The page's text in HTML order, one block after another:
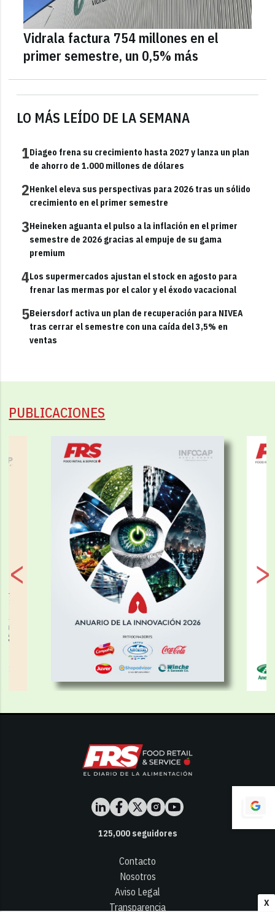
X
LO MÁS LEÍDO DE LA SEMANA
1Diageo frena su crecimiento hasta 2027 y lanza un plan
de ahorro de 1.000 millones de dólares
2Henkel eleva sus perspectivas para 2026 tras un sólido
crecimiento en el primer semestre
3Heineken aguanta el pulso a la inflación en el primer
semestre de 2026 gracias al empuje de su gama
premium
4Los supermercados ajustan el stock en agosto para
frenar las mermas por el calor y el éxodo vacacional
5Beiersdorf activa un plan de recuperación para NIVEA
tras cerrar el semestre con una caída del 3,5% en
ventas
Vidrala factura 754 millones en el
primer semestre, un 0,5% más
PUBLICACIONES
125,000seguidores
Contacto
Nosotros
Aviso Legal
Transparencia